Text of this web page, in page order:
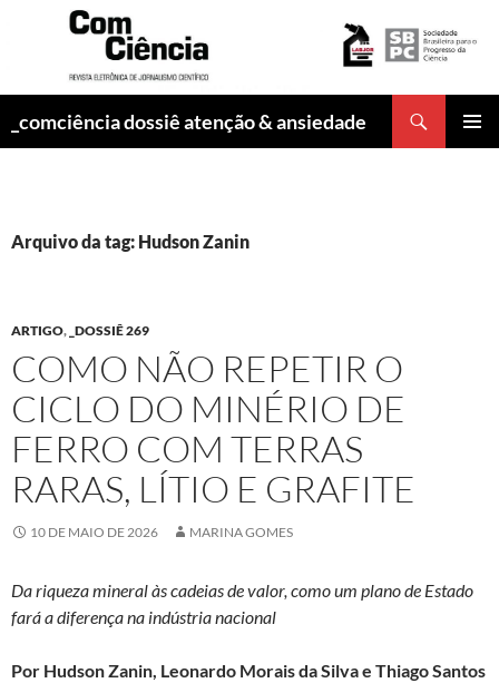
_comciência dossiê atenção & ansiedade
Arquivo da tag: Hudson Zanin
ARTIGO, _DOSSIÊ 269
COMO NÃO REPETIR O
CICLO DO MINÉRIO DE
FERRO COM TERRAS
RARAS, LÍTIO E GRAFITE
10 DE MAIO DE 2026 MARINA GOMES
Da riqueza mineral às cadeias de valor, como um plano de Estado
fará a diferença na indústria nacional
Por Hudson Zanin, Leonardo Morais da Silva e Thiago Santos